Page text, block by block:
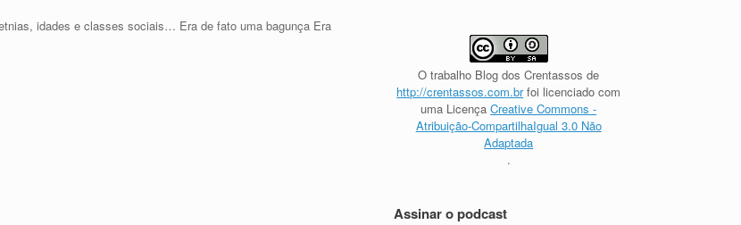
idades e classes sociais… Era de fato uma bagunça Era
O trabalho Blog dos Crentassos de
http://crentassos.com.brfoi licenciado com
uma LicençaCreative Commons -
Atribuição-CompartilhaIgual 3.0 Não
Adaptada
.
Assinar o podcast